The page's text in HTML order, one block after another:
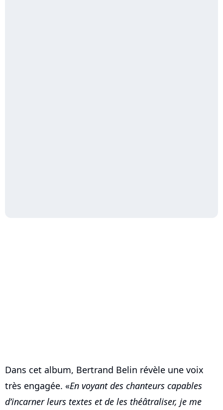
Dans cet album, Bertrand Belin révèle une voix
très engagée. «En voyant des chanteurs capables
d’incarner leurs textes et de les théâtraliser, je me